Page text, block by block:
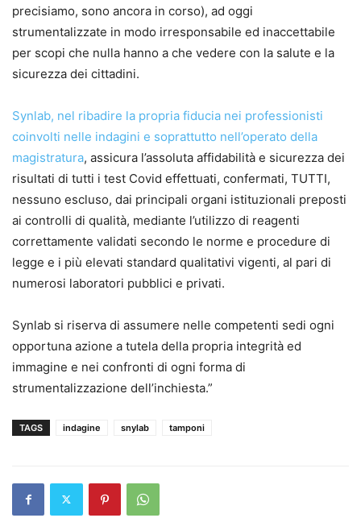
precisiamo, sono ancora in corso), ad oggi
strumentalizzate in modo irresponsabile ed inaccettabile
per scopi che nulla hanno a che vedere con la salute e la
sicurezza dei cittadini.
Synlab, nel ribadire la propria fiducia nei professionisti
coinvolti nelle indagini e soprattutto nell’operato della
magistratura, assicura l’assoluta affidabilità e sicurezza dei
risultati di tutti i test Covid effettuati, confermati, TUTTI,
nessuno escluso, dai principali organi istituzionali preposti
ai controlli di qualità, mediante l’utilizzo di reagenti
correttamente validati secondo le norme e procedure di
legge e i più elevati standard qualitativi vigenti, al pari di
numerosi laboratori pubblici e privati.
Synlab si riserva di assumere nelle competenti sedi ogni
opportuna azione a tutela della propria integrità ed
immagine e nei confronti di ogni forma di
strumentalizzazione dell’inchiesta.”
TAGS indagine snylab tamponi